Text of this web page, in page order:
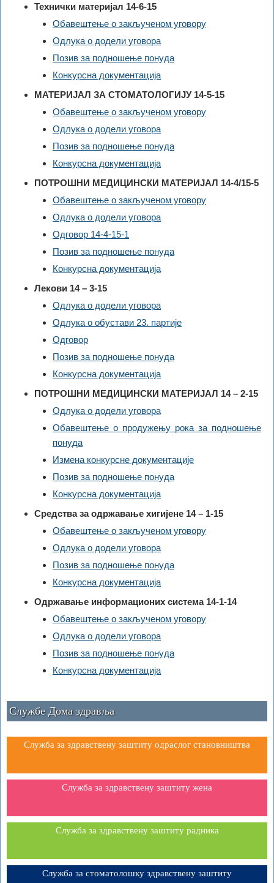
Технички материјал 14-6-15
Обавештење о закљученом уговору
Одлука о додели уговора
Позив за подношење понуда
Конкурсна документација
МАТЕРИЈАЛ ЗА СТОМАТОЛОГИЈУ 14-5-15
Обавештење о закљученом уговору
Одлука о додели уговора
Позив за подношење понуда
Конкурсна документација
ПОТРОШНИ МЕДИЦИНСКИ МАТЕРИЈАЛ 14-4/15-5
Обавештење о закљученом уговору
Одлука о додели уговора
Одговор 14-4-15-1
Позив за подношење понуда
Конкурсна документација
Лекови 14 – 3-15
Одлука о додели уговора
Одлука о обустави 23. партије
Одговор
Позив за подношење понуда
Конкурсна документација
ПОТРОШНИ МЕДИЦИНСКИ МАТЕРИЈАЛ 14 – 2-15
Одлука о додели уговора
Обавештење о продужењу рока за подношење
понуда
Измена конкурсне документације
Позив за подношење понуда
Конкурсна документација
Средства за одржавање хигијене 14 – 1-15
Обавештење о закљученом уговору
Одлука о додели уговора
Позив за подношење понуда
Конкурсна документација
Одржавање информационих система 14-1-14
Обавештење о закљученом уговору
Одлука о додели уговора
Позив за подношење понуда
Конкурсна документација
Службе Дома здравља
Служба за здравствену заштиту одраслог становништва
Служба за здравствену заштиту жена
Служба за здравствену заштиту радника
Служба за стоматолошку здравствену заштиту